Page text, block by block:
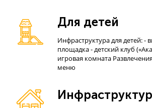
Для детей
Инфраструктура для детей: -
площадка - детский клуб
игровая комната
меню